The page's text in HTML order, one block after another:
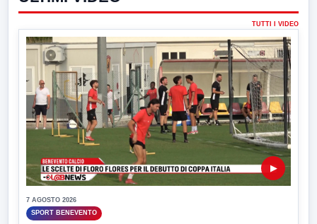
TUTTI I VIDEO
▶
7 AGOSTO 2026
SPORT BENEVENTO